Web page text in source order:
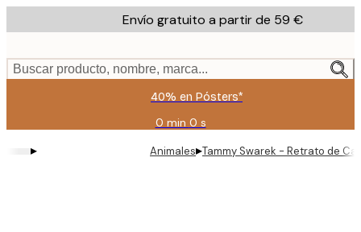
to
content.
Envío gratuito a partir de 59 €
Buscar producto, nombre, marca...
40% en Pósters*
0 min 0 s
Válido
hasta:
2026-
▸ Animales▸Tammy Swarek - Retrato de